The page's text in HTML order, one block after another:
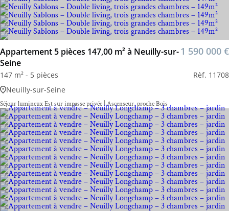
Appartement 5 pièces 147,00 m² à Neuilly-sur-
Seine
1 590 000 €
147 m² - 5 pièces
Rèf. 11708
Neuilly-sur-Seine
Séjour lumineux Est sur impasse privée | Ascenseur, proche Bois